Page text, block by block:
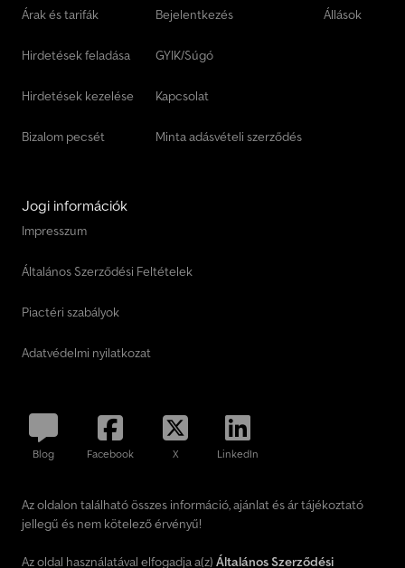
Árak és tarifák
Hirdetések feladása
Hirdetések kezelése
Bizalom pecsét
Bejelentkezés
GYIK/Súgó
Kapcsolat
Minta adásvételi szerződés
Állások
Jogi információk
Impresszum
Általános Szerződési Feltételek
Piactéri szabályok
Adatvédelmi nyilatkozat
Blog Facebook X LinkedIn
Az oldalon található összes információ, ajánlat és ár tájékoztató
jellegű és nem kötelező érvényű!
Az oldal használatával elfogadja a(z) Általános Szerződési